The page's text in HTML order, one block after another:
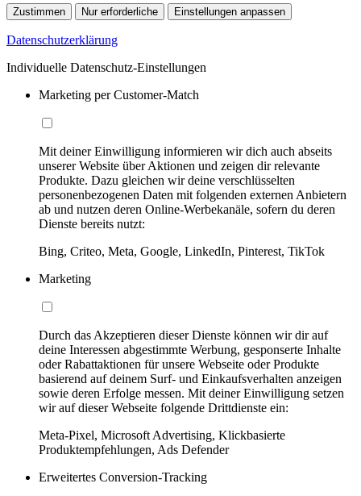
Zustimmen Nur erforderliche Einstellungen anpassen
Datenschutzerklärung
Individuelle Datenschutz-Einstellungen
Marketing per Customer-Match
Mit deiner Einwilligung informieren wir dich auch abseits
unserer Website über Aktionen und zeigen dir relevante
Produkte. Dazu gleichen wir deine verschlüsselten
personenbezogenen Daten mit folgenden externen Anbietern
ab und nutzen deren Online-Werbekanäle, sofern du deren
Dienste bereits nutzt:
Bing, Criteo, Meta, Google, LinkedIn, Pinterest, TikTok
Marketing
Durch das Akzeptieren dieser Dienste können wir dir auf
deine Interessen abgestimmte Werbung, gesponserte Inhalte
oder Rabattaktionen für unsere Webseite oder Produkte
basierend auf deinem Surf- und Einkaufsverhalten anzeigen
sowie deren Erfolge messen. Mit deiner Einwilligung setzen
wir auf dieser Webseite folgende Drittdienste ein:
Meta-Pixel, Microsoft Advertising, Klickbasierte
Produktempfehlungen, Ads Defender
Erweitertes Conversion-Tracking